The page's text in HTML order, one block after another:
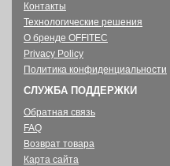
Контакты
Технологические решения
О бренде OFFITEC
Privacy Policy
Политика конфиденциальности
СЛУЖБА ПОДДЕРЖКИ
Обратная связь
FAQ
Возврат товара
Карта сайта